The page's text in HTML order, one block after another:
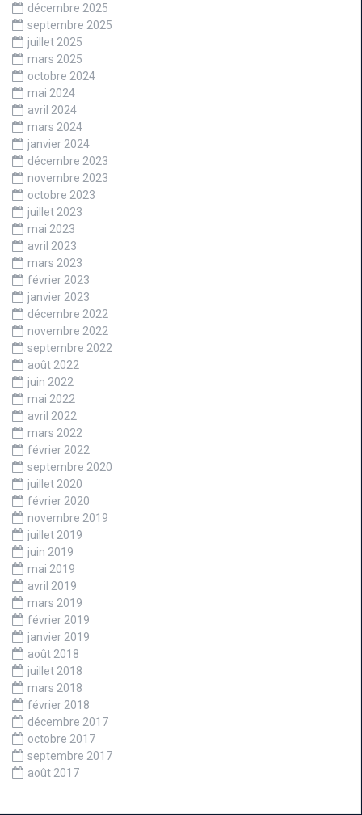
décembre 2025
septembre 2025
juillet 2025
mars 2025
octobre 2024
mai 2024
avril 2024
mars 2024
janvier 2024
décembre 2023
novembre 2023
octobre 2023
juillet 2023
mai 2023
avril 2023
mars 2023
février 2023
janvier 2023
décembre 2022
novembre 2022
septembre 2022
août 2022
juin 2022
mai 2022
avril 2022
mars 2022
février 2022
septembre 2020
juillet 2020
février 2020
novembre 2019
juillet 2019
juin 2019
mai 2019
avril 2019
mars 2019
février 2019
janvier 2019
août 2018
juillet 2018
mars 2018
février 2018
décembre 2017
octobre 2017
septembre 2017
août 2017